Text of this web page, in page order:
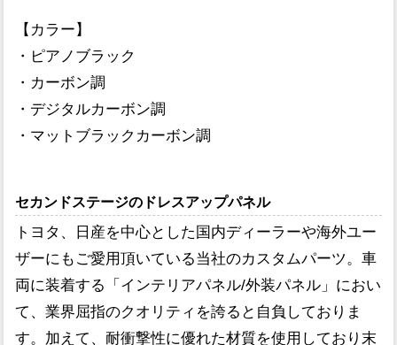
【カラー】
・ピアノブラック
・カーボン調
・デジタルカーボン調
・マットブラックカーボン調
セカンドステージのドレスアップパネル
トヨタ、日産を中心とした国内ディーラーや海外ユー
ザーにもご愛用頂いている当社のカスタムパーツ。車
両に装着する「インテリアパネル/外装パネル」におい
て、業界屈指のクオリティを誇ると自負しておりま
す。加えて、耐衝撃性に優れた材質を使用しており末